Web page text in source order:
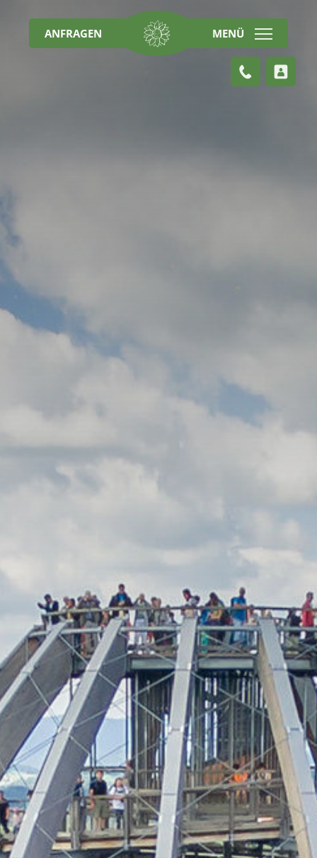
ANFRAGEN MENÜ